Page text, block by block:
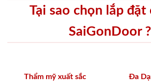
Tại sao chọn lắp đặt
SaiGonDoor ?
Thẩm mỹ xuất sắc Đa